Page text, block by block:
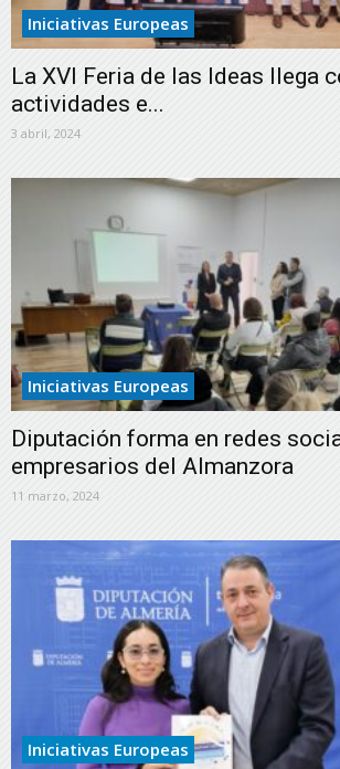
Iniciativas Europeas
La XVI Feria de las Ideas llega
actividades e...
3 abril, 2024
Iniciativas Europeas
Diputación forma en redes
empresarios del Almanzora
11 marzo, 2024
Iniciativas Europeas